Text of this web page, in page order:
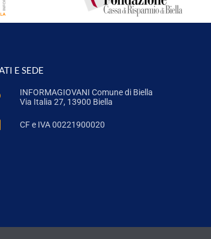
E SEDE
INFORMAGIOVANI Comune di Biella
Via Italia 27, 13900 Biella
CF e IVA 00221900020